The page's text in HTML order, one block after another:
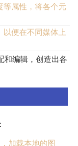
属性，将各个元
便在不同媒体上
和编辑，创造出各
加载本地的图